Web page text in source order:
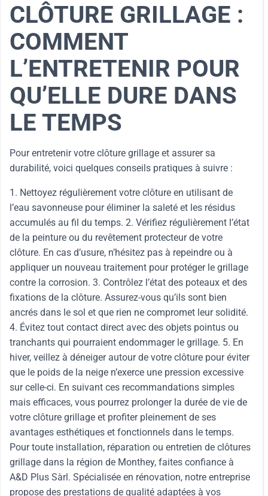
CLÔTURE GRILLAGE :
COMMENT
L’ENTRETENIR POUR
QU’ELLE DURE DANS
LE TEMPS
Pour entretenir votre clôture grillage et assurer sa
durabilité, voici quelques conseils pratiques à suivre :
1. Nettoyez régulièrement votre clôture en utilisant de
l’eau savonneuse pour éliminer la saleté et les résidus
accumulés au fil du temps. 2. Vérifiez régulièrement l’état
de la peinture ou du revêtement protecteur de votre
clôture. En cas d’usure, n’hésitez pas à repeindre ou à
appliquer un nouveau traitement pour protéger le grillage
contre la corrosion. 3. Contrôlez l’état des poteaux et des
fixations de la clôture. Assurez-vous qu’ils sont bien
ancrés dans le sol et que rien ne compromet leur solidité.
4. Évitez tout contact direct avec des objets pointus ou
tranchants qui pourraient endommager le grillage. 5. En
hiver, veillez à déneiger autour de votre clôture pour éviter
que le poids de la neige n’exerce une pression excessive
sur celle-ci. En suivant ces recommandations simples
mais efficaces, vous pourrez prolonger la durée de vie de
votre clôture grillage et profiter pleinement de ses
avantages esthétiques et fonctionnels dans le temps.
Pour toute installation, réparation ou entretien de clôtures
grillage dans la région de Monthey, faites confiance à
A&D Plus Sàrl. Spécialisée en rénovation, notre entreprise
propose des prestations de qualité adaptées à vos